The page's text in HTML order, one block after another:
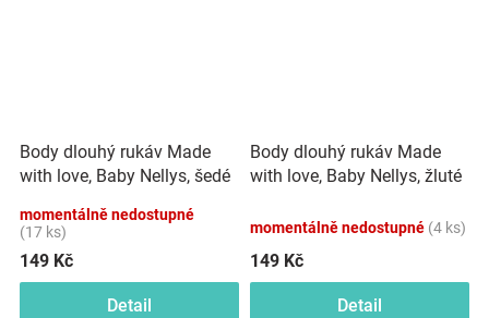
Body dlouhý rukáv Made
with love, Baby Nellys, šedé
momentálně nedostupné
(17 ks)
149 Kč
Detail
Body dlouhý rukáv Made
with love, Baby Nellys, žluté
momentálně nedostupné (4 ks)
149 Kč
Detail